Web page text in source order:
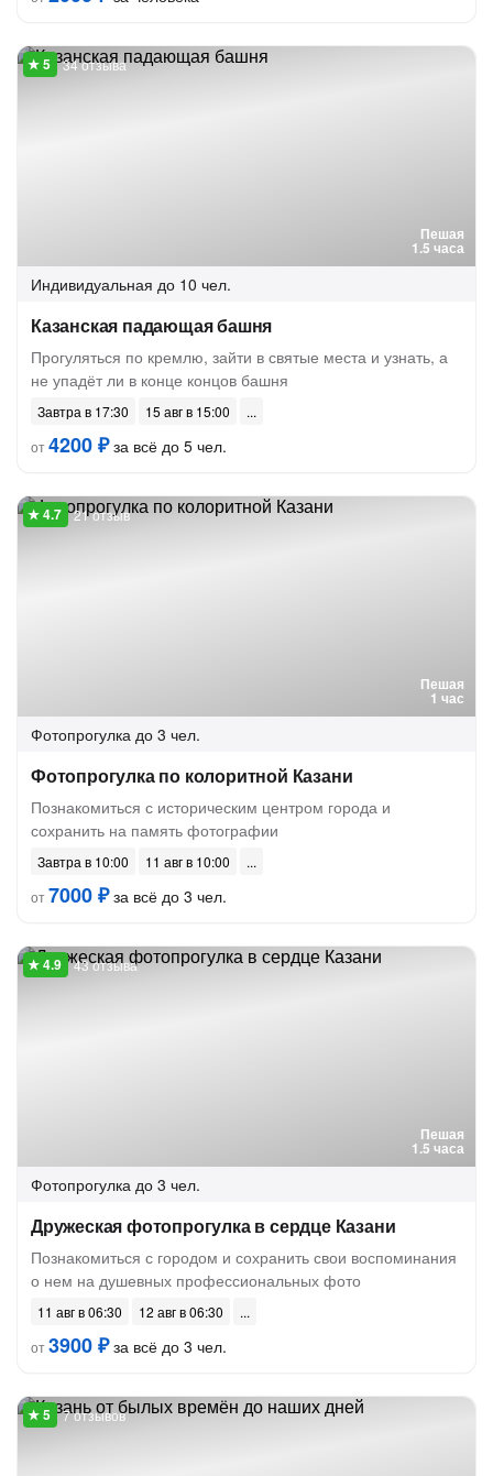
Пешая
1.5 часа
34 отзыва
Индивидуальная до 10 чел.
Казанская падающая башня
Прогуляться по кремлю, зайти в святые места и узнать, а
не упадёт ли в конце концов башня
Завтра в 17:30
15 авг в 15:00
от4200 ₽за всё до 5 чел.
Пешая
1 час
21 отзыв
Фотопрогулка до 3 чел.
Фотопрогулка по колоритной Казани
Познакомиться с историческим центром города и
сохранить на память фотографии
Завтра в 10:00
11 авг в 10:00
от7000 ₽за всё до 3 чел.
Пешая
1.5 часа
43 отзыва
Фотопрогулка до 3 чел.
Дружеская фотопрогулка в сердце Казани
Познакомиться с городом и сохранить свои воспоминания
о нем на душевных профессиональных фото
11 авг в 06:30
12 авг в 06:30
от3900 ₽за всё до 3 чел.
7 отзывов